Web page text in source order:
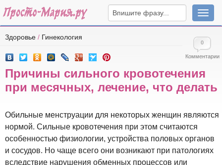
Здоровье / Гинекология
0
Комментарии
Причины сильного кровотечения
при месячных, лечение, что делать
Обильные менструации для некоторых женщин являются
нормой. Сильные кровотечения при этом считаются
особенностью физиологии, устройства половых органов
и сосудов. Но чаще всего они возникают при патологиях
вследствие нарушения обменных процессов или